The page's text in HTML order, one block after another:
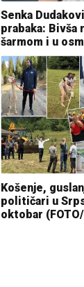
Senka
prabaka: Bivša
šarmom i u
Košenje,
političari u
oktobar